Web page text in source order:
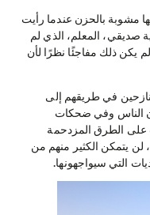
مشوبة بالحزن عندما رأيت
صديقي، المعلم، الذي لم
يكن ذلك مفاجئًا نظرًا لأن
في طريقهم إلى
الناس وفي ضحكات
على الطرق المزدحمة
لن يتمكن الكثير منهم من
التي سيواجهونها.